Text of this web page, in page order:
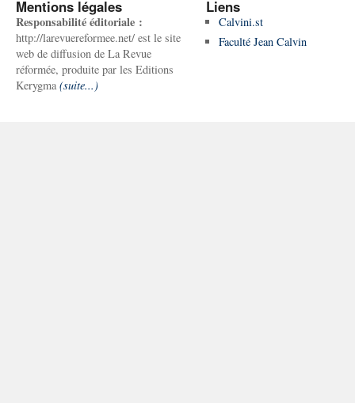
Mentions légales
Responsabilité éditoriale :
http://larevuereformee.net/ est le site
web de diffusion de La Revue
réformée, produite par les Editions
Kerygma (suite...)
Liens
Calvini.st
Faculté Jean Calvin